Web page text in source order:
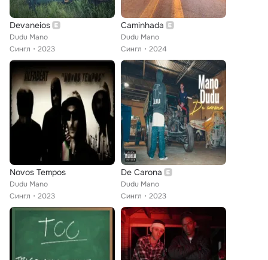
Devaneios
Dudu Mano
Сингл
2023
Caminhada
Dudu Mano
Сингл
2024
Novos Tempos
Dudu Mano
Сингл
2023
De Carona
Dudu Mano
Сингл
2023